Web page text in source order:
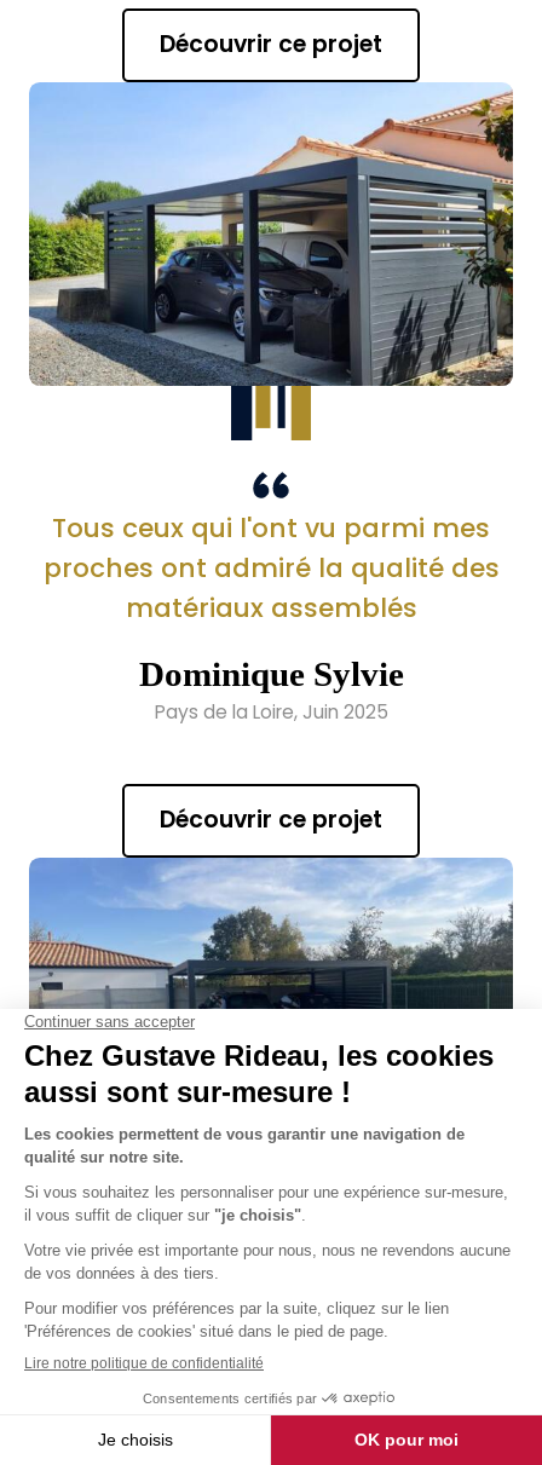
Découvrir ce projet
Tous ceux qui l'ont vu parmi mes
proches ont admiré la qualité des
matériaux assemblés
Dominique Sylvie
Pays de la Loire, Juin 2025
Découvrir ce projet
Les délais annoncés ont été
respectés, le projet bien suivi
Kathleen
Pays de la Loire, Novembre 2024